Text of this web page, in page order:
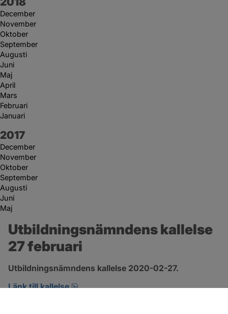
December
November
Oktober
September
Augusti
Juni
Maj
April
Mars
Februari
Januari
År:
2017
December
November
Oktober
September
Augusti
Juni
Maj
Utbildningsnämndens kallelse
27 februari
Utbildningsnämndens kallelse 2020-02-27.
Länk till kallelse
pdf, öppnas i nytt fönster.